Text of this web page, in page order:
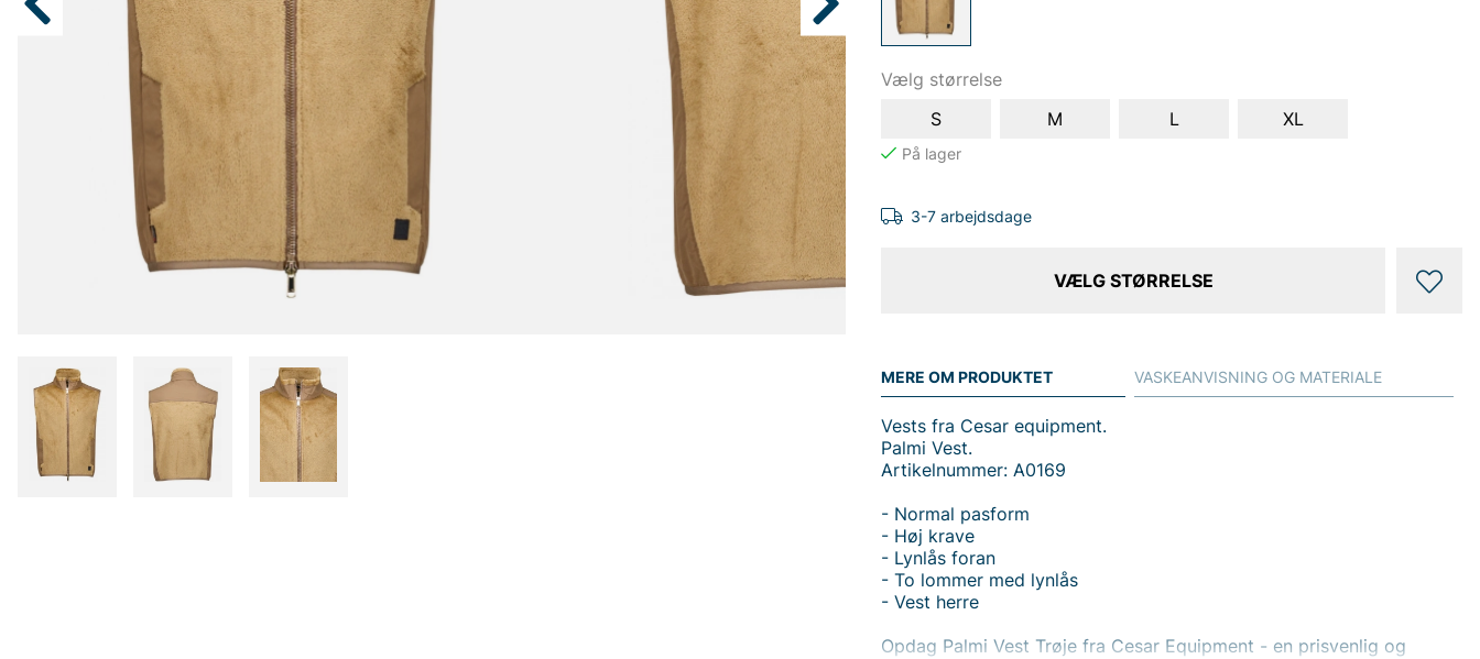
Vælg størrelse
S
M L XL
3-7 arbejdsdage
VÆLG STØRRELSE
MERE OM PRODUKTET
Vests fra Cesar equipment.
Palmi Vest.
Artikelnummer: A0169
- Normal pasform
- Høj krave
- Lynlås foran
- To lommer med lynlås
- Vest herre
Opdag Palmi Vest Trøje fra Cesar Equipment - en prisvenlig og
VASKEANVISNING OG MATERIALE